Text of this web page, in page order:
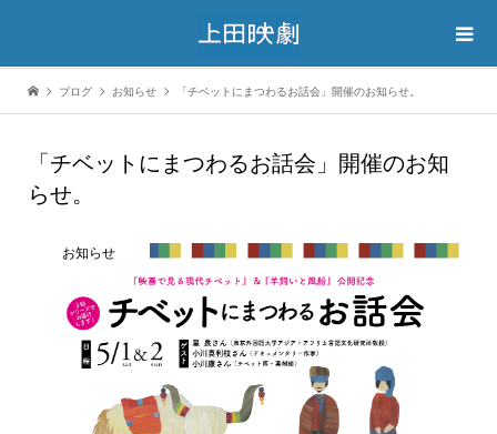
ブログ お知らせ 「チベットにまつわるお話会」開催のお知らせ。
「チベットにまつわるお話会」開催のお知
らせ。
お知らせ